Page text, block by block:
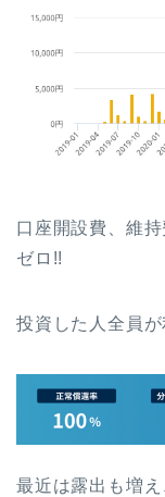
口座開設費、維
ゼロ!!
投資した人全員が
最近は露出も増